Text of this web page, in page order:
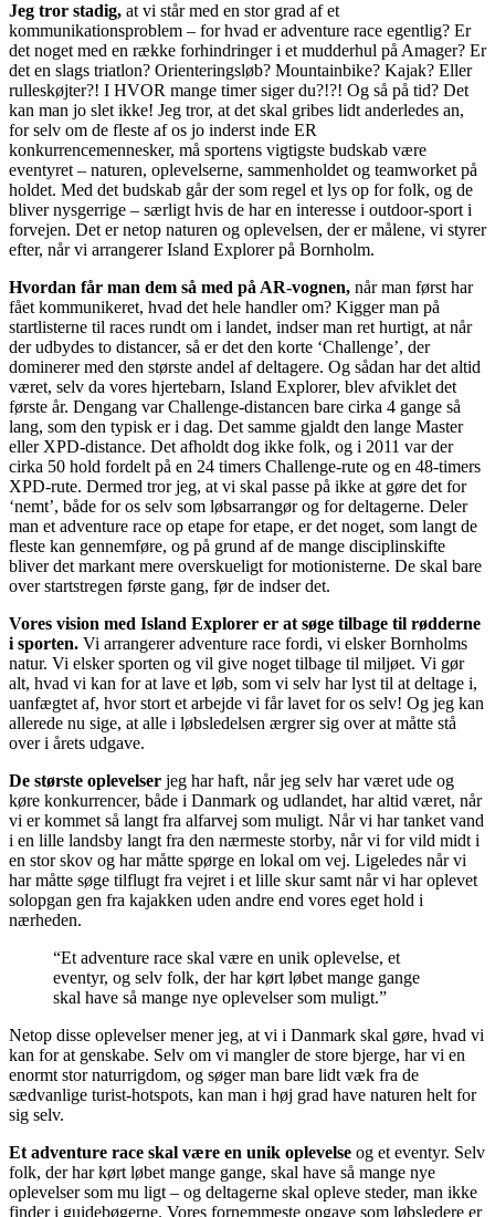
Jeg tror stadig, at vi står med en stor grad af et
kommunikationsproblem – for hvad er adventure race egentlig? Er
det noget med en række forhindringer i et mudderhul på Amager? Er
det en slags triatlon? Orienteringsløb? Mountainbike? Kajak? Eller
rulleskøjter?! I HVOR mange timer siger du?!?! Og så på tid? Det
kan man jo slet ikke! Jeg tror, at det skal gribes lidt anderledes an,
for selv om de fleste af os jo inderst inde ER
konkurrencemennesker, må sportens vigtigste budskab være
eventyret – naturen, oplevelserne, sammenholdet og teamworket på
holdet. Med det budskab går der som regel et lys op for folk, og de
bliver nysgerrige – særligt hvis de har en interesse i outdoor-sport i
forvejen. Det er netop naturen og oplevelsen, der er målene, vi styrer
efter, når vi arrangerer Island Explorer på Bornholm.
Hvordan får man dem så med på AR-vognen, når man først har
fået kommunikeret, hvad det hele handler om? Kigger man på
startlisterne til races rundt om i landet, indser man ret hurtigt, at når
der udbydes to distancer, så er det den korte ‘Challenge’, der
dominerer med den største andel af deltagere. Og sådan har det altid
været, selv da vores hjertebarn, Island Explorer, blev afviklet det
første år. Dengang var Challenge-distancen bare cirka 4 gange så
lang, som den typisk er i dag. Det samme gjaldt den lange Master
eller XPD-distance. Det afholdt dog ikke folk, og i 2011 var der
cirka 50 hold fordelt på en 24 timers Challenge-rute og en 48-timers
XPD-rute. Dermed tror jeg, at vi skal passe på ikke at gøre det for
‘nemt’, både for os selv som løbsarrangør og for deltagerne. Deler
man et adventure race op etape for etape, er det noget, som langt de
fleste kan gennemføre, og på grund af de mange disciplinskifte
bliver det markant mere overskueligt for motionisterne. De skal bare
over startstregen første gang, før de indser det.
Vores vision med Island Explorer er at søge tilbage til rødderne
i sporten. Vi arrangerer adventure race fordi, vi elsker Bornholms
natur. Vi elsker sporten og vil give noget tilbage til miljøet. Vi gør
alt, hvad vi kan for at lave et løb, som vi selv har lyst til at deltage i,
uanfægtet af, hvor stort et arbejde vi får lavet for os selv! Og jeg kan
allerede nu sige, at alle i løbsledelsen ærgrer sig over at måtte stå
over i årets udgave.
De største oplevelser jeg har haft, når jeg selv har været ude og
køre konkurrencer, både i Danmark og udlandet, har altid været, når
vi er kommet så langt fra alfarvej som muligt. Når vi har tanket vand
i en lille landsby langt fra den nærmeste storby, når vi for vild midt i
en stor skov og har måtte spørge en lokal om vej. Ligeledes når vi
har måtte søge tilflugt fra vejret i et lille skur samt når vi har oplevet
solopgan gen fra kajakken uden andre end vores eget hold i
nærheden.
“Et adventure race skal være en unik oplevelse, et
eventyr, og selv folk, der har kørt løbet mange gange
skal have så mange nye oplevelser som muligt.”
Netop disse oplevelser mener jeg, at vi i Danmark skal gøre, hvad vi
kan for at genskabe. Selv om vi mangler de store bjerge, har vi en
enormt stor naturrigdom, og søger man bare lidt væk fra de
sædvanlige turist-hotspots, kan man i høj grad have naturen helt for
sig selv.
Et adventure race skal være en unik oplevelse og et eventyr. Selv
folk, der har kørt løbet mange gange, skal have så mange nye
oplevelser som mu ligt – og deltagerne skal opleve steder, man ikke
finder i guidebøgerne. Vores fornemmeste opgave som løbsledere er